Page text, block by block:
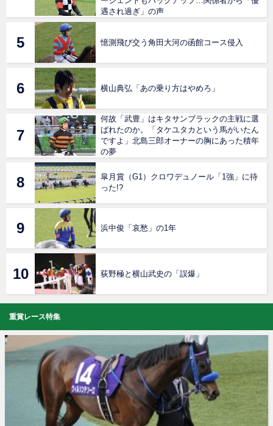
遇され過ぎ」の声
憶測飛び交う角田大河の函館コース侵入
横山典弘「あの乗り方はやめろ」
何故「武豊」はキタサンブラックの主戦に選
ばれたのか。「タケユタカという馬がいたん
ですよ」北島三郎オーナーの胸にあった積年
の夢
皐月賞（G1）クロワデュノール「1強」に待
った!?
浜中俊「哀愁」の1年
荻野極と横山武史の「誤爆」
重賞レース特集